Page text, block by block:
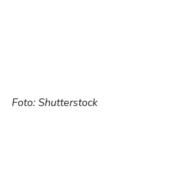
Foto: Shutterstock